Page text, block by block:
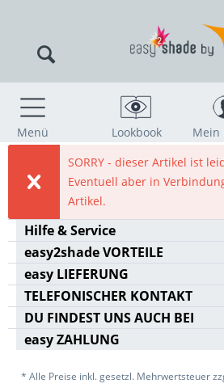
Menü Lookbook Mein
SORRY - dieser Artikel ist
Eventuell aber in
Artikel.
Hilfe & Service
easy2shade VORTEILE
easy LIEFERUNG
TELEFONISCHER KONTAKT
DU FINDEST UNS AUCH BEI
easy ZAHLUNG
* Alle Preise inkl. gesetzl. Mehrwertsteuer